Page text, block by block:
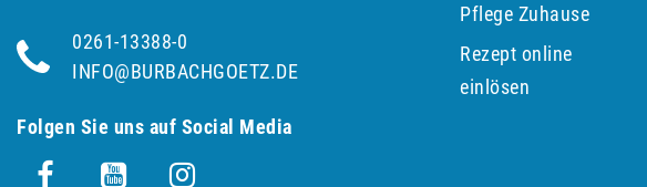
0261-13388-0
INFO@BURBACHGOETZ.DE
Folgen Sie uns auf Social Media
Pflege Zuhause
Rezept online
einlösen